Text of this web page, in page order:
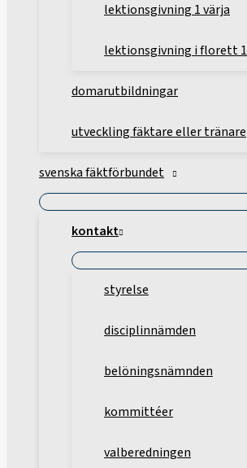
lektionsgivning 1 värja
lektionsgivning i florett 1
domarutbildningar
utveckling fäktare eller tränare
svenska fäktförbundet
kontakt
styrelse
disciplinnämden
belöningsnämnden
kommittéer
valberedningen